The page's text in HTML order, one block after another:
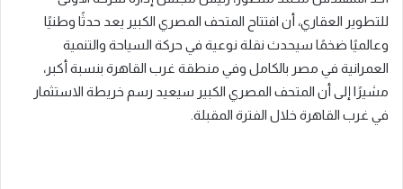
للتطوير العقاري، أن افتتاح المتحف المصري الكبير يعد حدثًا وطنيًا
وعالميًا ضخمًا سيحدث نقلة نوعية في حركة السياحة والتنمية
العمرانية في مصر بالكامل وفي منطقة غرب القاهرة بنسبة أكبر،
مشيرًا إلى أن المتحف المصري الكبير سيعيد رسم خريطة الاستثمار
في غرب القاهرة خلال الفترة المقبلة.